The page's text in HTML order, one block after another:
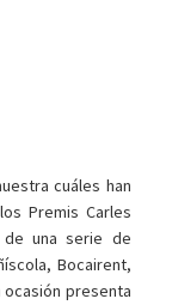
cuáles han
Premis Carles
de una serie de
Bocairent,
ocasión presenta